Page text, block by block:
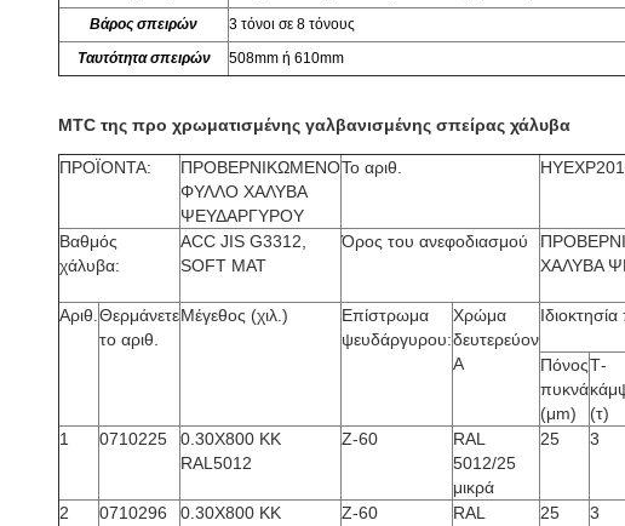
Βάρος σπειρών
3 τόνοι σε 8 τόνους
Ταυτότητα σπειρών
508mm ή 610mm
MTC της προ χρωματισμένης γαλβανισμένης σπείρας χάλυβα
ΠΡΟΪΟΝΤΑ:
ΠΡΟΒΕΡΝΙΚΩΜΕΝΟ
ΦΥΛΛΟ ΧΑΛΥΒΑ
ΨΕΥΔΑΡΓΥΡΟΥ
Το αριθ.
Βαθμός
χάλυβα:
ACC JIS G3312,
SOFT ΜΑΤ
Όρος του ανεφοδιασμού
ΧΑΛΥΒΑ
Αριθ. Θερμάνετε
το αριθ.
Μέγεθος (χιλ.)
Επίστρωμα
ψευδάργυρου:
Χρώμα
δευτερεύον
Α
Πόνος
πυκνά
(μm)
Τ-
(τ)
1
0710225
0.30X800 ΚΚ
RAL5012
Ζ-60
RAL
5012/25
μικρά
25 3
2 0710296
0.30X800 ΚΚ
Ζ-60
RAL
25 3